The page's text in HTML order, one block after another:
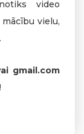
video
vielu,
gmail.com
!